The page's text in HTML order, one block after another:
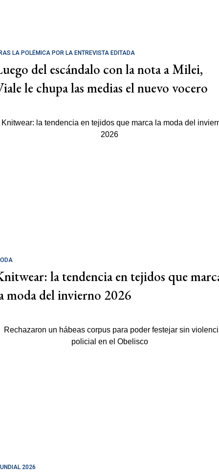
LA POLÉMICA POR LA ENTREVISTA EDITADA
del escándalo con la nota a Milei,
le chupa las medias el nuevo vocero
la tendencia en tejidos que
moda del invierno 2026
2026